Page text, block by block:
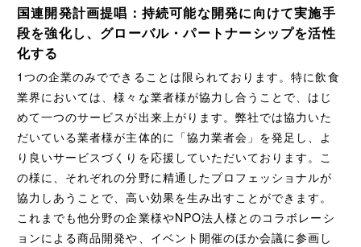
国連開発計画提唱：持続可能な開発に向けて実施手
段を強化し、グローバル・パートナーシップを活性
化する
1つの企業のみでできることは限られております。特に飲食
業界においては、様々な業者様が協力し合うことで、はじ
めて一つのサービスが出来上がります。弊社では協力いた
だいている業者様が主体的に「協力業者会」を発足し、よ
り良いサービスづくりを応援していただいております。こ
の様に、それぞれの分野に精通したプロフェッショナルが
協力しあうことで、高い効果を生み出すことができます。
これまでも他分野の企業様やNPO法人様とのコラボレーシ
ョンによる商品開発や、イベント開催のほか会議に参画し